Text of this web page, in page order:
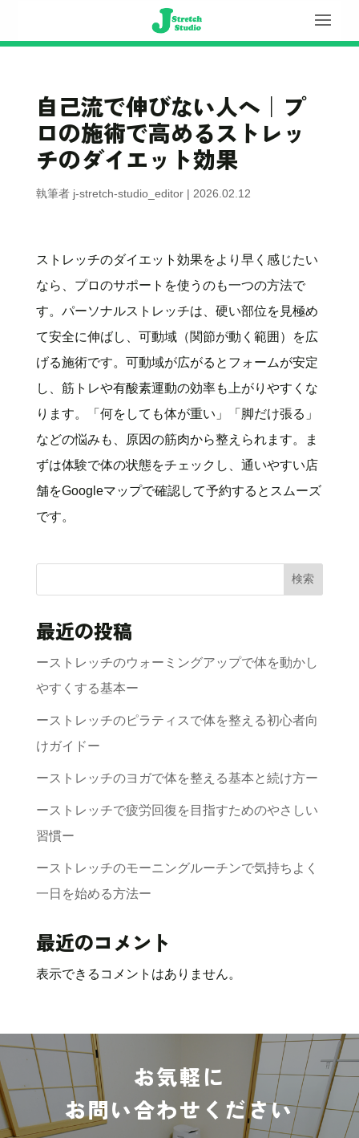
自己流で伸びない人へ｜プ
ロの施術で高めるストレッ
チのダイエット効果
執筆者 j-stretch-studio_editor| 2026.02.12
ストレッチのダイエット効果をより早く感じたい
なら、プロのサポートを使うのも一つの方法で
す。パーソナルストレッチは、硬い部位を見極め
て安全に伸ばし、可動域（関節が動く範囲）を広
げる施術です。可動域が広がるとフォームが安定
し、筋トレや有酸素運動の効率も上がりやすくな
ります。「何をしても体が重い」「脚だけ張る」
などの悩みも、原因の筋肉から整えられます。ま
ずは体験で体の状態をチェックし、通いやすい店
舗をGoogleマップで確認して予約するとスムーズ
です。
検索
最近の投稿
ーストレッチのウォーミングアップで体を動かし
やすくする基本ー
ーストレッチのピラティスで体を整える初心者向
けガイドー
ーストレッチのヨガで体を整える基本と続け方ー
ーストレッチで疲労回復を目指すためのやさしい
習慣ー
ーストレッチのモーニングルーチンで気持ちよく
一日を始める方法ー
最近のコメント
表示できるコメントはありません。
お気軽に
お問い合わせください